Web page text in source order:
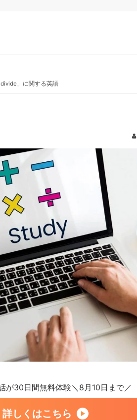
divide」に関する英語
が30日間無料体験＼8月10日まで／
詳しくはこちら